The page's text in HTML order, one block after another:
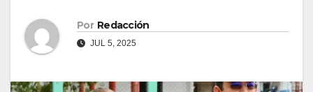
Por Redacción
JUL 5, 2025